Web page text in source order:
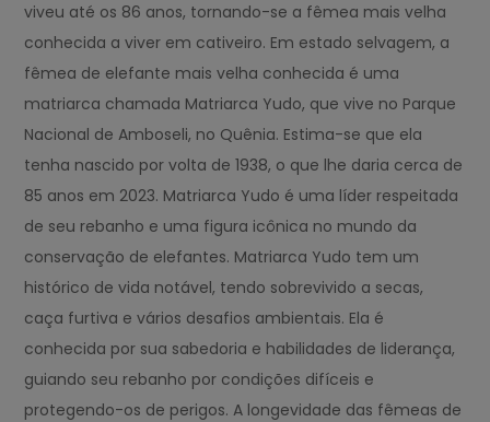
viveu até os 86 anos, tornando-se a fêmea mais velha
conhecida a viver em cativeiro. Em estado selvagem, a
fêmea de elefante mais velha conhecida é uma
matriarca chamada Matriarca Yudo, que vive no Parque
Nacional de Amboseli, no Quênia. Estima-se que ela
tenha nascido por volta de 1938, o que lhe daria cerca de
85 anos em 2023. Matriarca Yudo é uma líder respeitada
de seu rebanho e uma figura icônica no mundo da
conservação de elefantes. Matriarca Yudo tem um
histórico de vida notável, tendo sobrevivido a secas,
caça furtiva e vários desafios ambientais. Ela é
conhecida por sua sabedoria e habilidades de liderança,
guiando seu rebanho por condições difíceis e
protegendo-os de perigos. A longevidade das fêmeas de